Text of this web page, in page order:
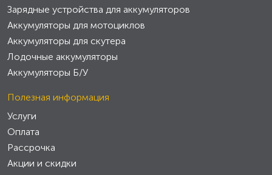
Зарядные устройства для аккумуляторов
Аккумуляторы для мотоциклов
Аккумуляторы для скутера
Лодочные аккумуляторы
Аккумуляторы Б/У
Полезная информация
Услуги
Оплата
Рассрочка
Акции и скидки